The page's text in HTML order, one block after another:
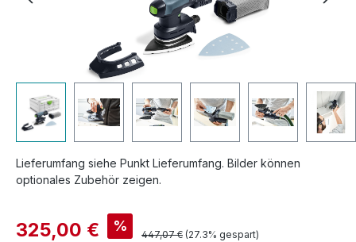
Lieferumfang siehe Punkt Lieferumfang. Bilder können
optionales Zubehör zeigen.
Verkaufspreis:
325,00 € % Regulärer Preis:
447,07 € (27.3% gespart)